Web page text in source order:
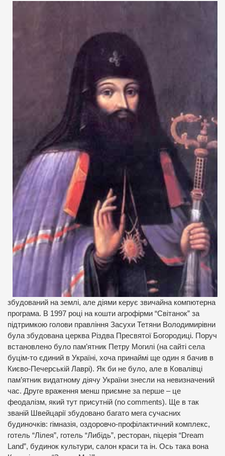
збудований на землі, але діями керує звичайна компютерна
програма. В 1997 році на кошти агрофірми “Світанок” за
підтримкою голови правління Засухи Тетяни Володимирівни
була збудована церква Різдва Пресвятої Богородиці. Поруч
встановлено було пам’ятник Петру Могилі (на сайті села
буцім-то єдиний в Україні, хоча принаймі ще один я бачив в
Києво-Печерській Лаврі). Як би не було, але в Ковалівці
пам’ятник видатному діячу України знесли на невизначений
час. Друге враження менш приємне за перше – це
феодалізм, який тут присутній (no comments). Ще в так
званій Швейцарії збудовано багато мега сучасних
будиночків: гімназія, оздоровчо-профілактичний комплекс,
готель “Лілея”, готель “Либідь”, ресторан, піцерія “Dream
Land”, будинок культури, салон краси та ін. Ось така вона